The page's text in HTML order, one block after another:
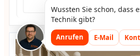
Wussten Sie schon, dass
Technik gibt?
Anrufen E-Mail